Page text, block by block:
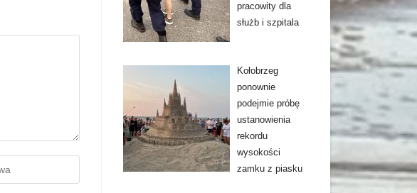
pracowity dla
służb i szpitala
Kołobrzeg
ponownie
podejmie próbę
ustanowienia
rekordu
wysokości
zamku z piasku